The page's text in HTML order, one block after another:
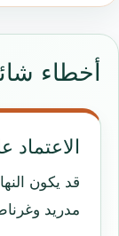
أخطاء
قد يكون
مدريد